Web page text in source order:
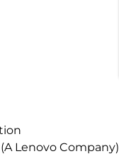
Lenovo Company)